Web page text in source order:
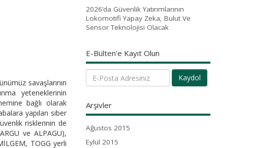
savaşlarının
yeteneklerinin
bağlı olarak
yapılan siber
risklerinin de
ve ALPAGU),
TOGG yerli
2026’da Güvenlik Yatırımlarının
Lokomotifi Yapay Zeka, Bulut Ve
Sensor Teknolojisi Olacak
E-Bülten'e Kayıt Olun
Kaydol
Arşivler
Ağustos 2015
Eylül 2015